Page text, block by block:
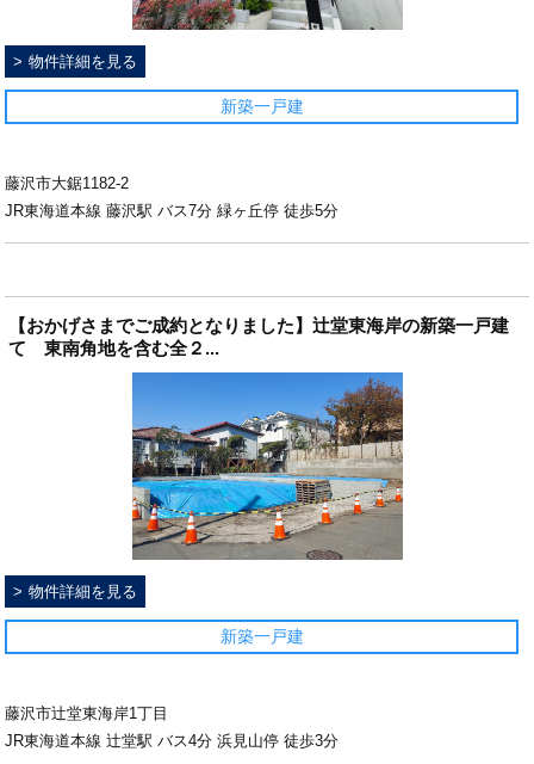
物件詳細を見る
新築一戸建
藤沢市大鋸1182-2
JR東海道本線 藤沢駅 バス7分 緑ヶ丘停 徒歩5分
【おかげさまでご成約となりました】辻堂東海岸の新築一戸建
て 東南角地を含む全２...
物件詳細を見る
新築一戸建
藤沢市辻堂東海岸1丁目
JR東海道本線 辻堂駅 バス4分 浜見山停 徒歩3分